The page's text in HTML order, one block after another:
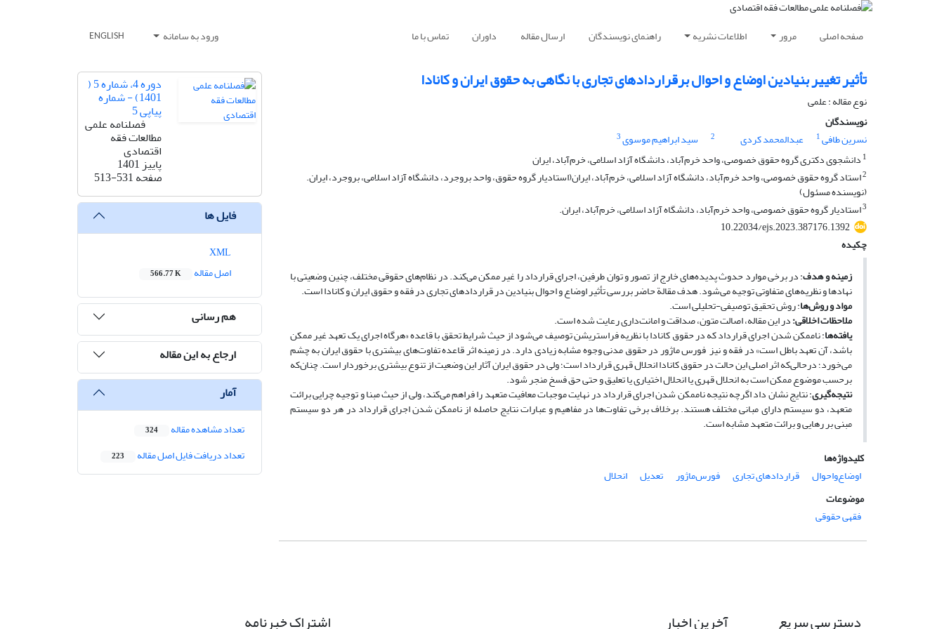
صفحه اصلی مرور اطلاعات نشریه راهنمای نویسندگان ارسال مقاله داوران تماس با ما ورود به سامانه ENGLISH
تأثیر تغییر بنیادین اوضاع‌ و احوال برقراردادهای تجاری با نگاهی به حقوق ایران و کانادا
نوع مقاله : علمی
نویسندگان
نسرین طافی1 عبدالمحمد کردی 2 سید ابراهیم موسوی3
1 دانشجوی دکتری گروه حقوق خصوصی، واحد خرم‌آباد، دانشگاه آزاد اسلامی، خرم‌آباد، ایران
2استاد گروه حقوق خصوصی، واحد خرم‌آباد، دانشگاه آزاد اسلامی، خرم‌آباد، ایران(استادیار گروه حقوق، واحد بروجرد، دانشگاه آزاد اسلامی، بروجرد، ایران.
(نویسنده مسئول)
3استادیار گروه حقوق خصوصی، واحد خرم‌آباد، دانشگاه آزاد اسلامی، خرم‌آباد، ایران.
10.22034/ejs.2023.387176.1392
چکیده
زمینه و هدف: در برخی موارد حدوث پدیده‌های خارج از تصور و توان طرفین، اجرای قرارداد را غیر ممکن می‌کند. در نظام‌های حقوقی مختلف، چنین وضعیتی با
نهادها و نظریه‌های متفاوتی توجیه می‌شود. هدف مقالة حاضر بررسی تأثیر اوضاع‌ و احوال بنیادین در قراردادهای تجاری در فقه و حقوق ایران و کانادا است.
مواد و روش‌ها: روش تحقیق توصیفی-تحلیلی است.
ملاحظات اخلاقی:در این مقاله، اصالت متون، صداقت و امانت‌داری رعایت شده است.
یافته‌ها: ناممکن شدن اجرای قرارداد که در حقوق کانادا با نظریه فراستریشن توصیف می‌شود از حیث شرایط تحقق با قاعده «هرگاه اجرای یک تعهد غیر ممکن
باشد، آن تعهد باطل است» در فقه و نیز فورس ماژور در حقوق مدنی وجوه مشابه زیادی دارد. در زمینه اثر قاعده تفاوت‌های بیشتری با حقوق ایران به چشم
می‌خورد؛ درحالی‌که اثر اصلی این حالت در حقوق کانادا انحلال قهری قرارداد است؛ ولی در حقوق ایران آثار این وضعیت از تنوع بیشتری برخوردار است. چنان‌که
برحسب موضوع ممکن است به انحلال قهری یا انحلال اختیاری یا تعلیق و حتی حق فسخ منجر شود.
نتیجه‌گیری: نتایج نشان داد اگرچه نتیجه ناممکن شدن اجرای قرارداد در نهایت موجبات معافیت متعهد را فراهم می‌کند، ولی از حیث مبنا و توجیه چرایی برائت
متعهد، دو سیستم دارای مبانی مختلف هستند. برخلاف برخی تفاوت‌ها در مفاهیم و عبارات نتایج حاصله از ناممکن شدن اجرای قرارداد در هر دو سیستم
مبنی­ بر رهایی و برائت متعهد مشابه است.
کلیدواژه‌ها
اوضاع‌واحوال
قراردادهای تجاری فورس‌ماژور تعدیل
انحلال
موضوعات
فقهی حقوقی
دوره 4، شماره 5 (
1401) - شماره
پیاپی 5
فصلنامه علمی
مطالعات فقه
اقتصادی
پاییز 1401
صفحه513-531
فایل ها
اصل مقاله
566.77 K
هم رسانی
ارجاع به این مقاله
آمار
تعداد مشاهده مقاله 324
تعداد دریافت فایل اصل مقاله 223
دسترسی سریع آخرین اخبار اشتراک خبرنامه